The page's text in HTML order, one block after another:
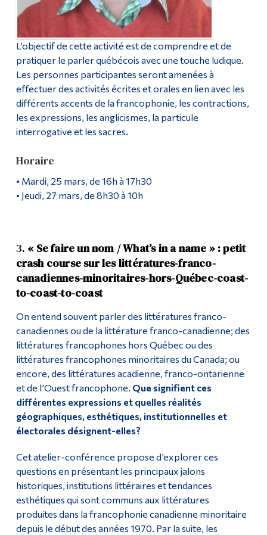
L’objectif de cette activité est de comprendre et de
pratiquer le parler québécois avec une touche ludique.
Les personnes participantes seront amenées à
effectuer des activités écrites et orales en lien avec les
différents accents de la francophonie, les contractions,
les expressions, les anglicismes, la particule
interrogative et les sacres.
Horaire
• Mardi, 25 mars, de 16h à 17h30
• Jeudi, 27 mars, de 8h30 à 10h
3. « Se faire un nom / What’s in a name » : petit
crash course sur les littératures-franco-
canadiennes-minoritaires-hors-Québec-coast-
to-coast-to-coast
On entend souvent parler des littératures franco-
canadiennes ou de la littérature franco-canadienne; des
littératures francophones hors Québec ou des
littératures francophones minoritaires du Canada; ou
encore, des littératures acadienne, franco-ontarienne
et de l’Ouest francophone. Que signifient ces
différentes expressions et quelles réalités
géographiques, esthétiques, institutionnelles et
électorales désignent-elles?
Cet atelier-conférence propose d’explorer ces
questions en présentant les principaux jalons
historiques, institutions littéraires et tendances
esthétiques qui sont communs aux littératures
produites dans la francophonie canadienne minoritaire
depuis le début des années 1970. Par la suite, les